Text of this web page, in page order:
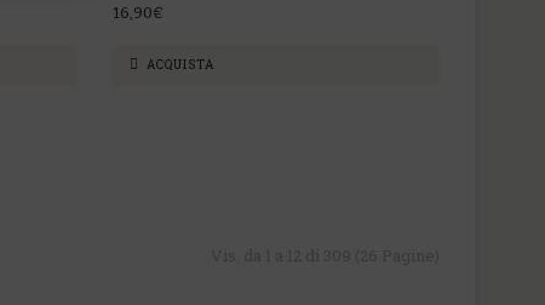
16,90€
ACQUISTA